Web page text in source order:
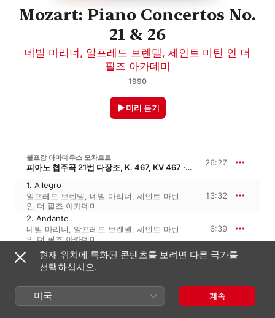
Mozart: Piano Concertos No.
21 & 26
네빌 마리너, 알프레드 브렌델, 세인트 마틴 인 더
필즈 아카데미
1990
미리 듣기
볼프강 아마데우스 모차르트
피아노 협주곡 21번 다장조, K. 467, KV 467 · ‘엘비라 마디간’ 26:27
1. Allegro
알프레드 브렌델 , 네빌 마리너 , 세인트 마틴
인 더 필즈 아카데미
13:32
2. Andante
네빌 마리너 , 알프레드 브렌델 , 세인트 마틴
인 더 필즈 아카데미
6:39
3. Allegro Vivace Assai
알프레드 브렌델,네빌 마리너,세인트 마틴
인 더 필즈 아카데미
6:16
볼프강 아마데우스 모차르트
피아노 협주곡 26번 라장조, K. 537, KV 537 · ‘대관식’ 30:55
현재 위치에 특화된 콘텐츠를 보려면 다른 국가를
선택하십시오.
미국 계속